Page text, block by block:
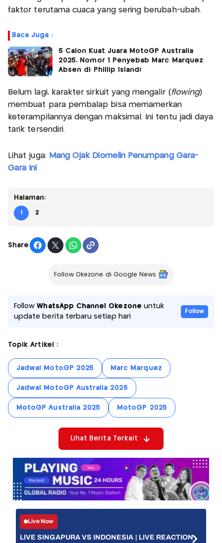
faktor terutama cuaca yang sering berubah-ubah.
Baca Juga :
5 Calon Kuat Juara MotoGP Australia
2025, Nomor 1 Penyebab Marc Marquez
Absen di Phillip Island!
Belum lagi, karakter sirkuit yang mengalir (flowing)
membuat para pembalap bisa memamerkan
keterampilannya dengan maksimal. Ini tentu jadi daya
tarik tersendiri.
Lihat juga: Mang Ojak Diomelin Penumpang Gara-
Gara Ini
Halaman:
1 2
Share
Follow Okezone di Google News
FollowWhatsApp Channel Okezone untuk
update berita terbaru setiap hari
Follow
Topik Artikel :
Jadwal MotoGP 2025 Marc Marquez
Jadwal MotoGP Australia 2025
MotoGP Australia 2025 MotoGP 2025
Lihat Berita Terkait
Live Now
LIVE SINGAPURA VS INDONESIA | LIVE REACTION